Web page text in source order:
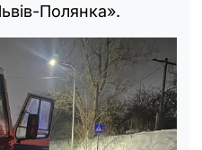
Полянка».